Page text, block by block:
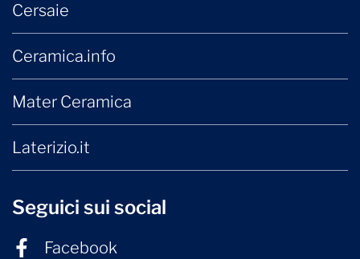
Cersaie
Ceramica.info
Mater Ceramica
Laterizio.it
Seguici sui social
Facebook